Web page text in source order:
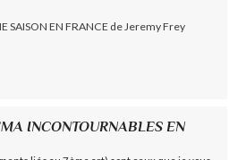
SAISON EN FRANCE de Jeremy Frey
INCONTOURNABLES EN